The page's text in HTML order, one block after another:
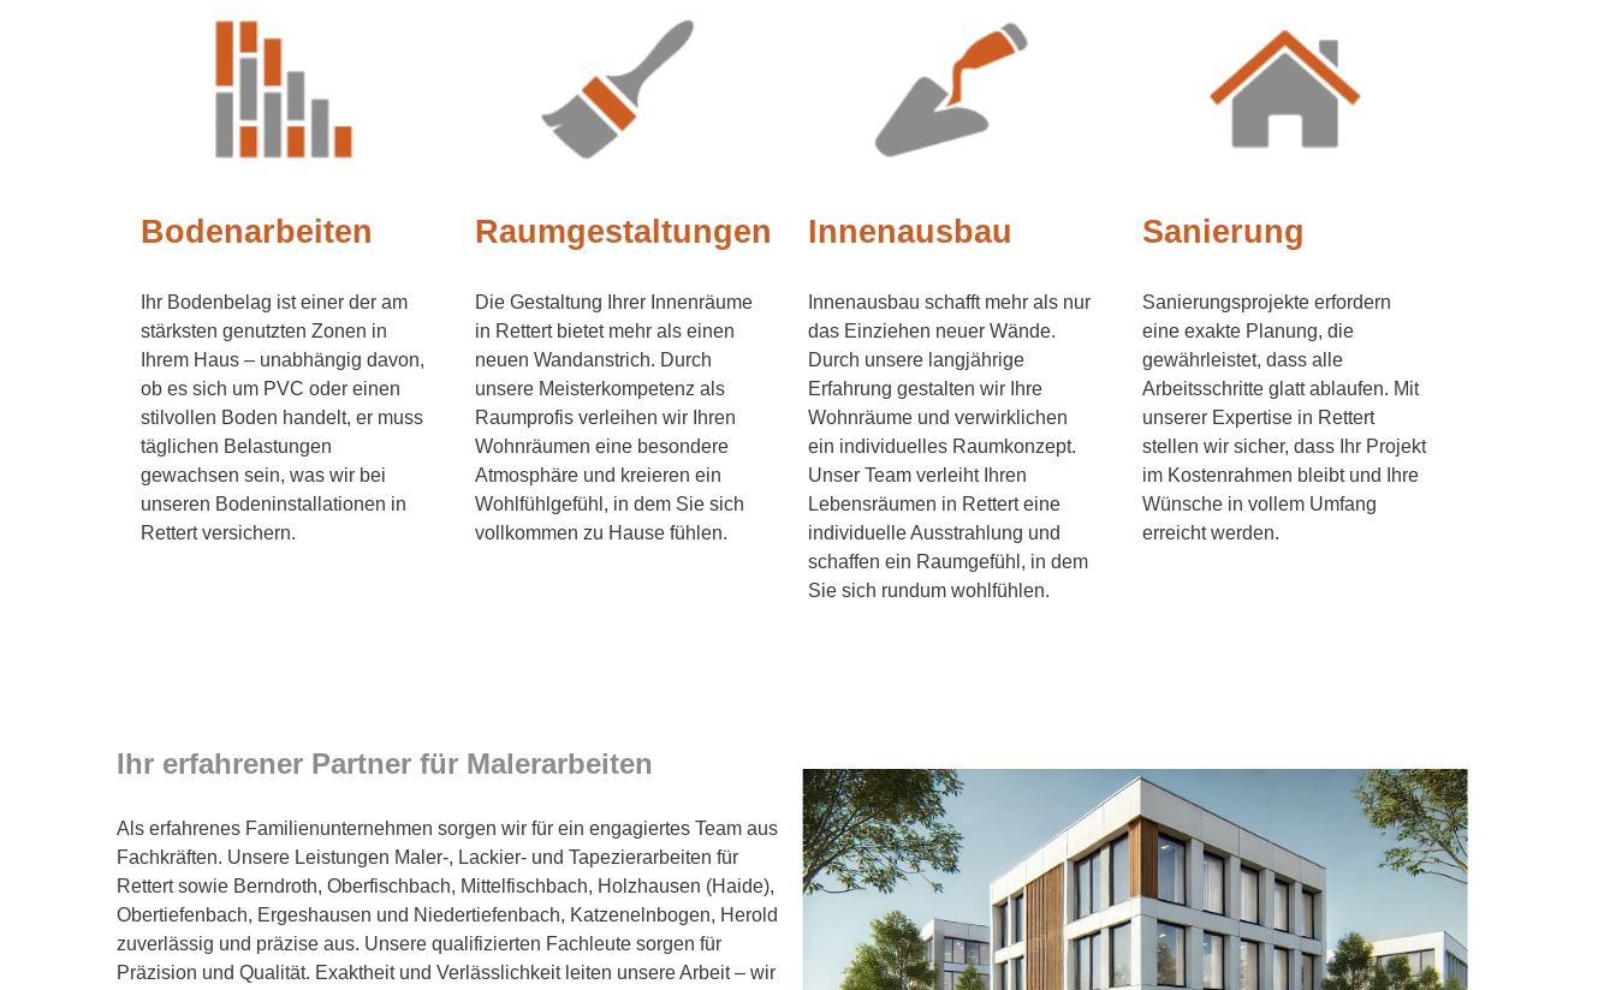
Bodenarbeiten
Ihr Bodenbelag ist einer der am
stärksten genutzten Zonen in
Ihrem Haus – unabhängig davon,
ob es sich um PVC oder einen
stilvollen Boden handelt, er muss
täglichen Belastungen
gewachsen sein, was wir bei
unseren Bodeninstallationen in
Rettert versichern.
Raumgestaltungen
Die Gestaltung Ihrer Innenräume
in Rettert bietet mehr als einen
neuen Wandanstrich. Durch
unsere Meisterkompetenz als
Raumprofis verleihen wir Ihren
Wohnräumen eine besondere
Atmosphäre und kreieren ein
Wohlfühlgefühl, in dem Sie sich
vollkommen zu Hause fühlen.
Innenausbau
Innenausbau schafft mehr als nur
das Einziehen neuer Wände.
Durch unsere langjährige
Erfahrung gestalten wir Ihre
Wohnräume und verwirklichen
ein individuelles Raumkonzept.
Unser Team verleiht Ihren
Lebensräumen in Rettert eine
individuelle Ausstrahlung und
schaffen ein Raumgefühl, in dem
Sie sich rundum wohlfühlen.
Sanierung
Sanierungsprojekte erfordern
eine exakte Planung, die
gewährleistet, dass alle
Arbeitsschritte glatt ablaufen. Mit
unserer Expertise in Rettert
stellen wir sicher, dass Ihr Projekt
im Kostenrahmen bleibt und Ihre
Wünsche in vollem Umfang
erreicht werden.
Ihr erfahrener Partner für Malerarbeiten
Als erfahrenes Familienunternehmen sorgen wir für ein engagiertes Team aus
Fachkräften. Unsere Leistungen Maler-, Lackier- und Tapezierarbeiten für
Rettert sowie Berndroth, Oberfischbach, Mittelfischbach, Holzhausen (Haide),
Obertiefenbach, Ergeshausen und Niedertiefenbach, Katzenelnbogen, Herold
zuverlässig und präzise aus. Unsere qualifizierten Fachleute sorgen für
Präzision und Qualität. Exaktheit und Verlässlichkeit leiten unsere Arbeit – wir